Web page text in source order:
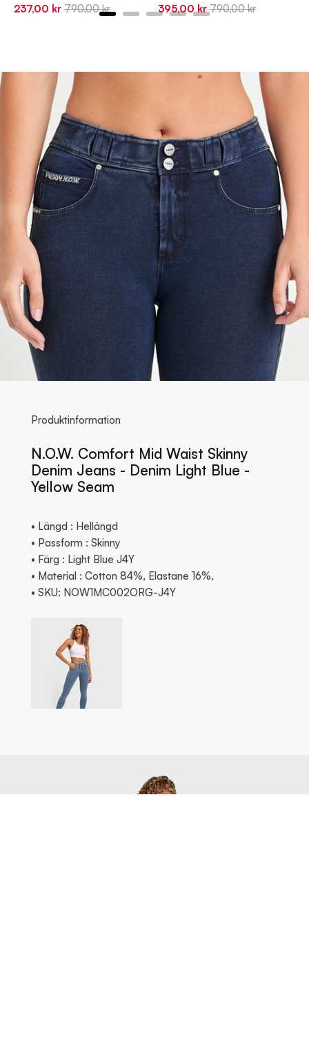
Sale
237,00 krOriginal
790,00 kr
Sale
395,00 krOriginal
790,00 kr
Produktinformation
N.O.W. Comfort Mid Waist Skinny
Denim Jeans - Denim Light Blue -
Yellow Seam
• Längd : Hellängd
• Passform : Skinny
• Färg : Light Blue J4Y
• Material : Cotton 84%, Elastane 16%,
• SKU: NOW1MC002ORG-J4Y